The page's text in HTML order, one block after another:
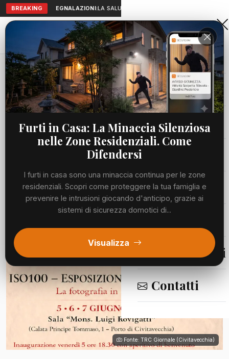
BREAKING SEGNALAZIONI:LA SALUTE A PORTATA DI MANO:
Aranova • NET
PORTALE UTILE AL TERRITORIO
Home
Cronaca
Viabilità
Meteo
Segnalazioni
Contatti
Cronaca “La fotografia in mostra” con...
CRONACA
“La fotografia in mostra” con
l’associazione ISO100
MERCOLEDÌ, 03 GIUGNO 2026
55 LETTURE
Fonte: TRC Giornale (Civitavecchia)
Furti in Casa: La Minaccia Silenziosa
nelle Zone Residenziali. Come
Difendersi
I furti in casa sono una minaccia continua per le zone
residenziali. Scopri come proteggere la tua famiglia e
prevenire le intrusioni giocando d'anticipo, grazie ai
sistemi di sicurezza domotici di...
Visualizza